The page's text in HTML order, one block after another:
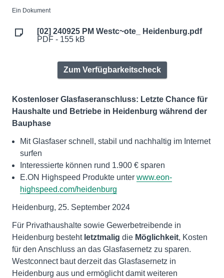
Ein Dokument
[02] 240925 PM Westc~ote_ Heidenburg.pdf
PDF - 155 kB
Zum Verfügbarkeitscheck
Kostenloser Glasfaseranschluss: Letzte Chance für
Haushalte und Betriebe in Heidenburg während der
Bauphase
Mit Glasfaser schnell, stabil und nachhaltig im Internet
surfen
Interessierte können rund 1.900 € sparen
E.ON Highspeed Produkte unter www.eon-
highspeed.com/heidenburg
Heidenburg, 25. September 2024
Für Privathaushalte sowie Gewerbetreibende in
Heidenburg besteht letztmalig die Möglichkeit, Kosten
für den Anschluss an das Glasfasernetz zu sparen.
Westconnect baut derzeit das Glasfasernetz in
Heidenburg aus und ermöglicht damit weiteren